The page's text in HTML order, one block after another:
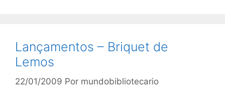
Lançamentos – Briquet de
Lemos
22/01/2009 Por mundobibliotecario